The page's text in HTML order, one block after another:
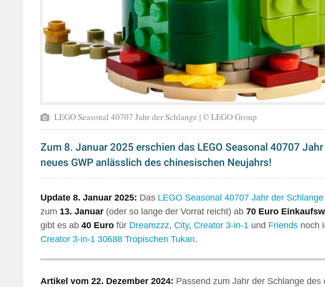
LEGO Seasonal 40707 Jahr der Schlange | © LEGO Group
Zum 8. Januar 2025 erschien das LEGO Seasonal 40707
neues GWP anlässlich des chinesischen Neujahrs!
Update 8. Januar 2025: Das LEGO Seasonal 40707 Jahr der Schlange
zum 13. Januar (oder so lange der Vorrat reicht) ab 70 Euro
gibt es ab 40 Euro für Dreamzzz, City, Creator 3-in-1 und Friends noch
Creator 3-in-1 30688 Tropischen Tukan.
Artikel vom 22. Dezember 2024: Passend zum Jahr der Schlange des